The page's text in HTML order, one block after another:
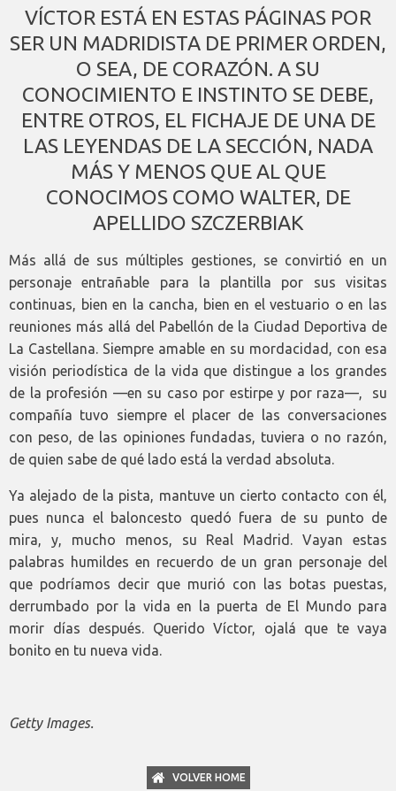
VÍCTOR ESTÁ EN ESTAS PÁGINAS POR
SER UN MADRIDISTA DE PRIMER ORDEN,
O SEA, DE CORAZÓN. A SU
CONOCIMIENTO E INSTINTO SE DEBE,
ENTRE OTROS, EL FICHAJE DE UNA DE
LAS LEYENDAS DE LA SECCIÓN, NADA
MÁS Y MENOS QUE AL QUE
CONOCIMOS COMO WALTER, DE
APELLIDO SZCZERBIAK
Más allá de sus múltiples gestiones, se convirtió en un
personaje entrañable para la plantilla por sus visitas
continuas, bien en la cancha, bien en el vestuario o en las
reuniones más allá del Pabellón de la Ciudad Deportiva de
La Castellana. Siempre amable en su mordacidad, con esa
visión periodística de la vida que distingue a los grandes
de la profesión —en su caso por estirpe y por raza—, su
compañía tuvo siempre el placer de las conversaciones
con peso, de las opiniones fundadas, tuviera o no razón,
de quien sabe de qué lado está la verdad absoluta.
Ya alejado de la pista, mantuve un cierto contacto con él,
pues nunca el baloncesto quedó fuera de su punto de
mira, y, mucho menos, su Real Madrid. Vayan estas
palabras humildes en recuerdo de un gran personaje del
que podríamos decir que murió con las botas puestas,
derrumbado por la vida en la puerta de El Mundo para
morir días después. Querido Víctor, ojalá que te vaya
bonito en tu nueva vida.
Getty Images.
VOLVER HOME